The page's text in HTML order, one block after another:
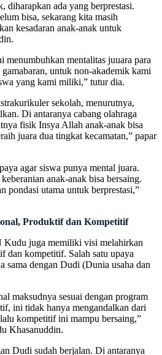
diharapkan ada yang berprestasi.
bisa, sekarang kita masih
kesadaran anak-anak untuk
mentalitas juuara para
gamabaran, untuk non-akademik kami
yang kami miliki,” tutur dia.
sekolah, menurutnya,
Di antaranya cabang olahraga
fisik Insya Allah anak-anak bisa
juara dua tingkat kecamatan,” papar
agar siswa punya mental juara.
anak-anak bisa bersaing.
pondasi utama untuk berprestasi,”
Produktif dan Kompetitif
juga memiliki visi melahirkan
dan kompetitif. Salah satu upaya
sama dengan Dudi (Dunia usaha dan
maksudnya sesuai dengan program
ini tidak hanya mengandalkan dari
kompetitif ini mampu bersaing,”
Khasanuddin.
Dudi sudah berjalan. Di antaranya